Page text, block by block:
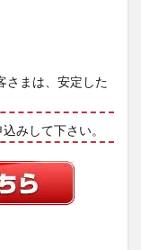
さまは、安定した
みして下さい。